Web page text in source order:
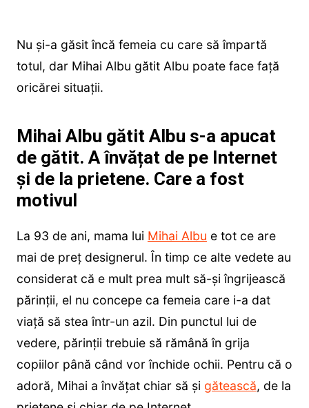
Nu și-a găsit încă femeia cu care să împartă
totul, dar Mihai Albu gătit Albu poate face față
oricărei situații.
Mihai Albu gătit Albu s-a apucat
de gătit. A învățat de pe Internet
și de la prietene. Care a fost
motivul
La 93 de ani, mama lui Mihai Albu e tot ce are
mai de preț designerul. În timp ce alte vedete au
considerat că e mult prea mult să-și îngrijească
părinții, el nu concepe ca femeia care i-a dat
viață să stea într-un azil. Din punctul lui de
vedere, părinții trebuie să rămână în grija
copiilor până când vor închide ochii. Pentru că o
adoră, Mihai a învățat chiar să și gătească, de la